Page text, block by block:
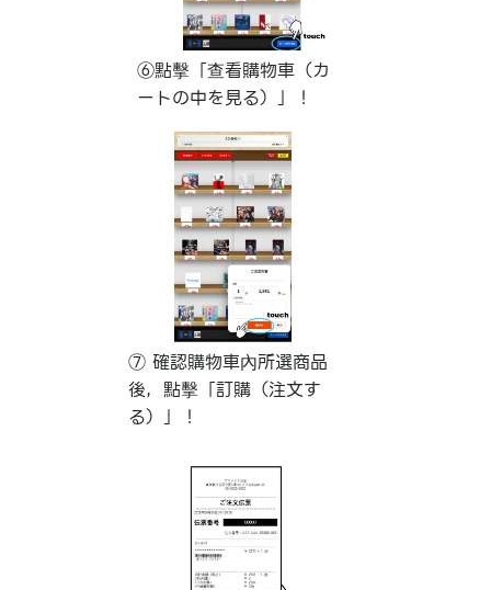
⑥點擊「查看購物車（カ
ートの中を見る）」！
⑦ 確認購物車內所選商品
後，點擊「訂購（注文す
る）」！